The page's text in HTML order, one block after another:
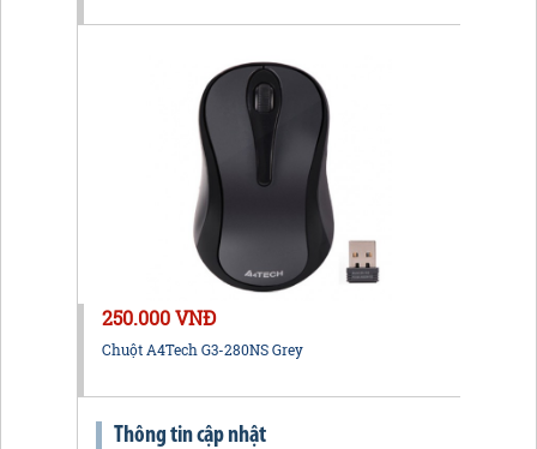
250.000 VNĐ
Chuột A4Tech G3-280NS Grey
Thông tin cập nhật